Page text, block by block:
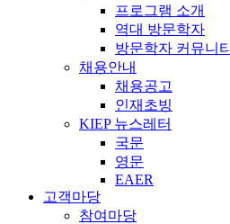
프로그램 소개
역대 방문학자
방문학자 커뮤니티
채용안내
채용공고
인재초빙
KIEP 뉴스레터
국문
영문
EAER
고객마당
참여마당